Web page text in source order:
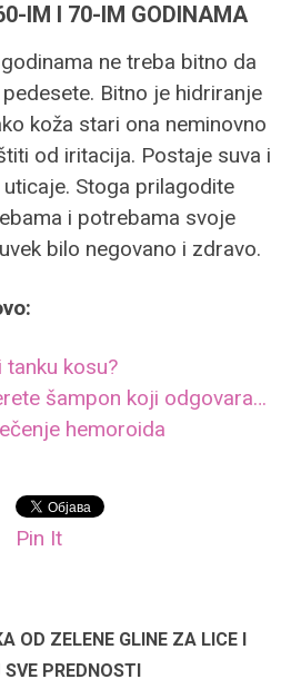
IM I 70-IM GODINAMA
ne treba bitno da
Bitno je hidriranje
koža stari ona neminovno
od iritacija. Postaje suva i
Stoga prilagodite
i potrebama svoje
bilo negovano i zdravo.
tanku kosu?
šampon koji odgovara…
hemoroida
Pin It
OD ZELENE GLINE ZA LICE I
SVE PREDNOSTI